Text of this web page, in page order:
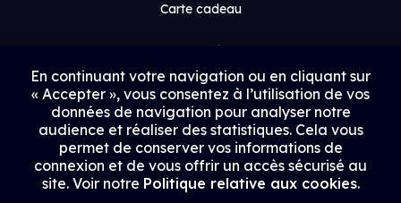
Carte cadeau
Espace médias
Contact
Proposer un film
Rejoindre Uptrack
En continuant votre navigation ou en cliquant sur
« Accepter », vous consentez à l’utilisation de vos
données de navigation pour analyser notre
audience et réaliser des statistiques. Cela vous
permet de conserver vos informations de
connexion et de vous offrir un accès sécurisé au
site. Voir notre Politique relative aux cookies.